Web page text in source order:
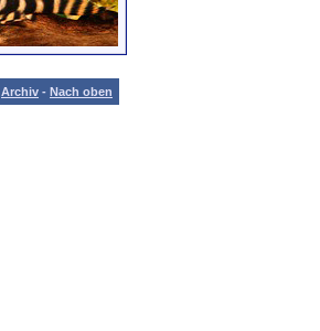
Archiv - Nach oben